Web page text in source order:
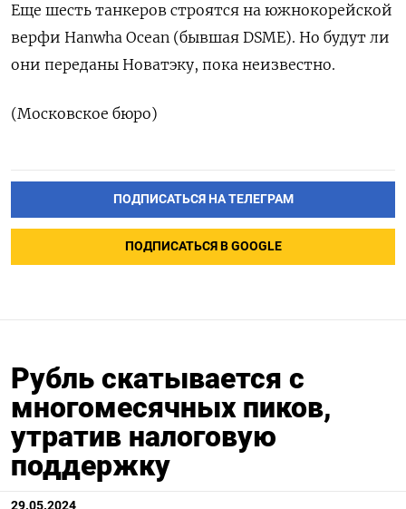
Еще шесть танкеров строятся на южнокорейской
верфи Hanwha Ocean (бывшая DSME). Но будут ли
они переданы Новатэку, пока неизвестно.
(Московское бюро)
ПОДПИСАТЬСЯ НА ТЕЛЕГРАМ
ПОДПИСАТЬСЯ В GOOGLE
Рубль скатывается с
многомесячных пиков,
утратив налоговую
поддержку
29.05.2024